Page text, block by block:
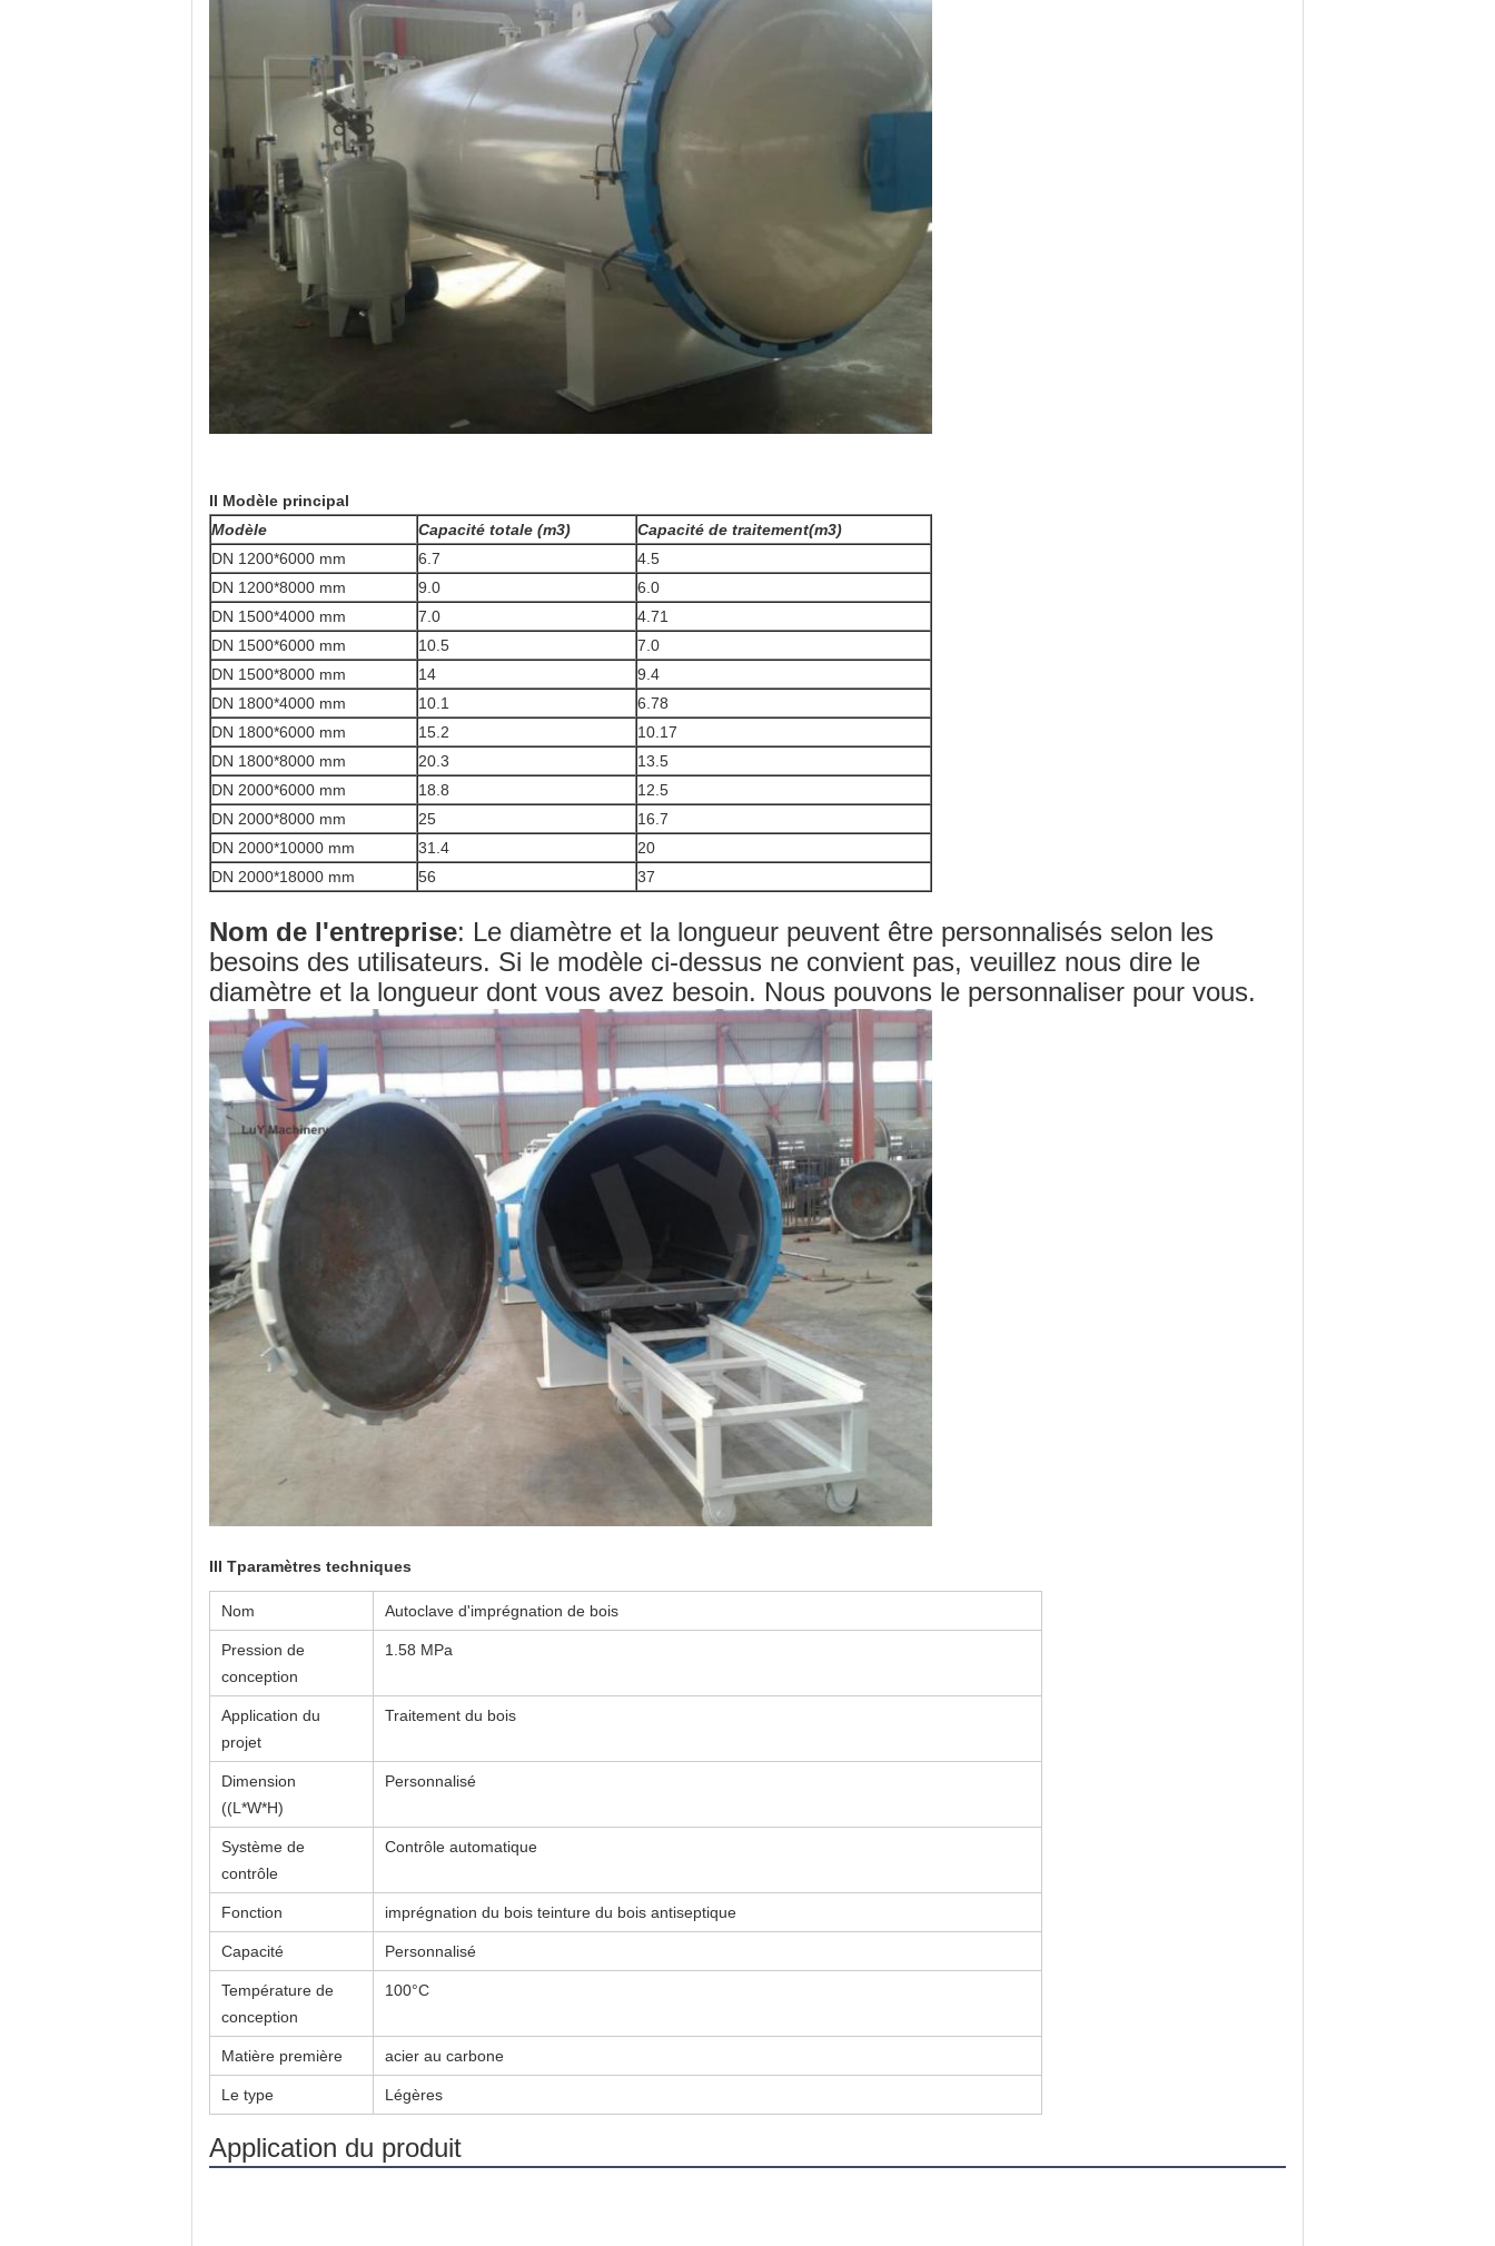
II Modèle principal
Modèle
Capacité totale (m3) Capacité de traitement(m3)
DN 1200*6000 mm
6.7
4.5
DN 1200*8000 mm
9.0
6.0
DN 1500*4000 mm
7.0
4.71
DN 1500*6000 mm
10.5
7.0
DN 1500*8000 mm
14
9.4
DN 1800*4000 mm
10.1
6.78
DN 1800*6000 mm
15.2
10.17
DN 1800*8000 mm
20.3
13.5
DN 2000*6000 mm
18.8
12.5
DN 2000*8000 mm
25
16.7
DN 2000*10000 mm
31.4
20
DN 2000*18000 mm
56 37
Nom de l'entreprise: Le diamètre et la longueur peuvent être personnalisés selon les
besoins des utilisateurs. Si le modèle ci-dessus ne convient pas, veuillez nous dire le
diamètre et la longueur dont vous avez besoin. Nous pouvons le personnaliser pour vous.
III Tparamètres techniques
Nom Autoclave d'imprégnation de bois
Pression de
conception
1.58 MPa
Application du
projet
Traitement du bois
Dimension
((L*W*H)
Personnalisé
Système de
contrôle
Contrôle automatique
Fonction imprégnation du bois teinture du bois antiseptique
Capacité Personnalisé
Température de
conception
100°C
Matière première acier au carbone
Le type Légères
Application du produit